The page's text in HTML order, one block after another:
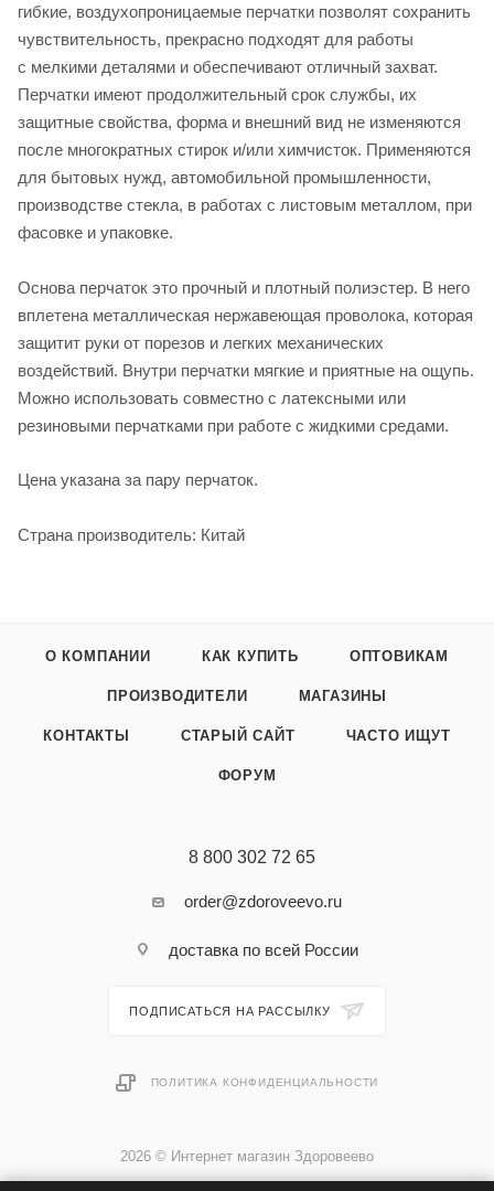
гибкие, воздухопроницаемые перчатки позволят сохранить
чувствительность, прекрасно подходят для работы
с мелкими деталями и обеспечивают отличный захват.
Перчатки имеют продолжительный срок службы, их
защитные свойства, форма и внешний вид не изменяются
после многократных стирок и/или химчисток. Применяются
для бытовых нужд, автомобильной промышленности,
производстве стекла, в работах с листовым металлом, при
фасовке и упаковке.
Основа перчаток это прочный и плотный полиэстер. В него
вплетена металлическая нержавеющая проволока, которая
защитит руки от порезов и легких механических
воздействий. Внутри перчатки мягкие и приятные на ощупь.
Можно использовать совместно с латексными или
резиновыми перчатками при работе с жидкими средами.
Цена указана за пару перчаток.
Страна производитель: Китай
О КОМПАНИИ КАК КУПИТЬ ОПТОВИКАМ
ПРОИЗВОДИТЕЛИ МАГАЗИНЫ
КОНТАКТЫ СТАРЫЙ САЙТ ЧАСТО ИЩУТ
ФОРУМ
8 800 302 72 65
order@zdoroveevo.ru
доставка по всей России
ПОДПИСАТЬСЯ НА РАССЫЛКУ
ПОЛИТИКА КОНФИДЕНЦИАЛЬНОСТИ
2026 © Интернет магазин Здоровеево